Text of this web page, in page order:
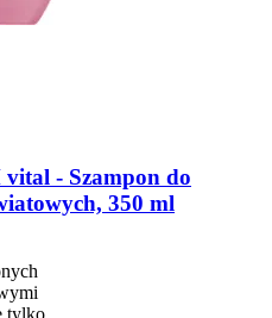
-​ Szampon do
350 ml
tylko